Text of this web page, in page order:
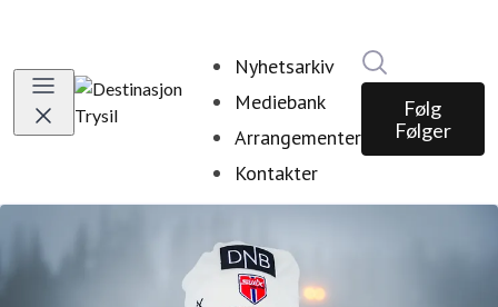
Nyhetsarkiv
Mediebank
Arrangementer
Kontakter
Følg
Følger